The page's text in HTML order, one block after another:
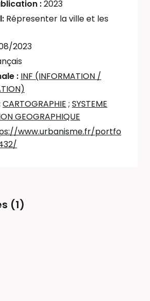
:2023
Répresenter la ville et les
2023
: INF (INFORMATION /
CARTOGRAPHIE ; SYSTEME
GEOGRAPHIQUE
www.urbanisme.fr/portfo
(1)